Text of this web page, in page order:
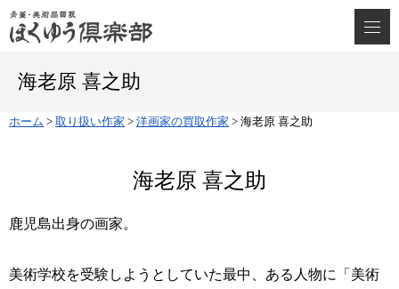
海老原 喜之助
ホーム > 取り扱い作家 > 洋画家の買取作家 > 海老原 喜之助
海老原 喜之助
鹿児島出身の画家。
美術学校を受験しようとしていた最中、ある人物に「美術